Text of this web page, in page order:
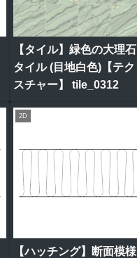
【タイル】緑色の大理石
タイル (目地白色)【テク
スチャー】 tile_0312
2D
【ハッチング】断面模様